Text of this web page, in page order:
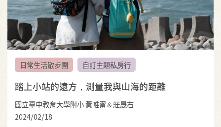
日常生活散步團 自訂主題私房行
踏上小站的遠方，測量我與山海的距離
國立臺中教育大學附小 黃唯甯＆莊晟右
2024/02/18